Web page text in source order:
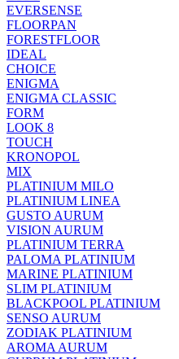
EVERSENSE
FLOORPAN
FORESTFLOOR
IDEAL
CHOICE
ENIGMA
ENIGMA CLASSIC
FORM
LOOK 8
TOUCH
KRONOPOL
MIX
PLATINIUM MILO
PLATINIUM LINEA
GUSTO AURUM
VISION AURUM
PLATINIUM TERRA
PALOMA PLATINIUM
MARINE PLATINIUM
SLIM PLATINIUM
BLACKPOOL PLATINIUM
SENSO AURUM
ZODIAK PLATINIUM
AROMA AURUM